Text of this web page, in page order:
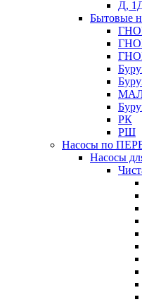
Д,
Бытовые
РК
РШ
Насосы по
Насосы